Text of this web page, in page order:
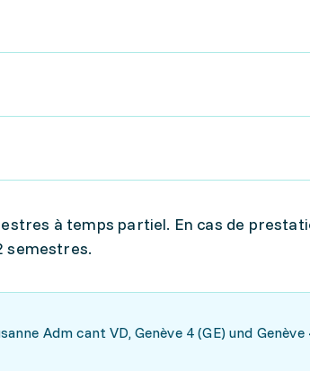
à temps partiel. En cas de
semestres.
Adm cant VD, Genève 4 (GE) und Genève